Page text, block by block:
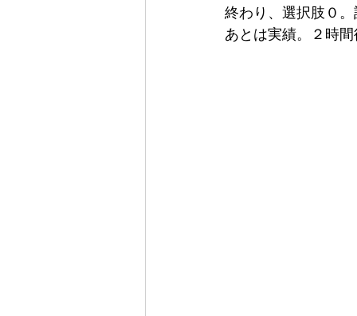
終わり、選択肢０
あとは実績。２時